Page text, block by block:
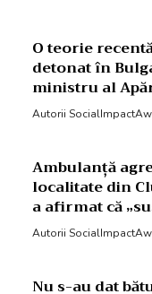
O teorie
detonat în
ministru al
Autorii
Ambulanță
localitate din
a afirmat că
Autorii
Nu s-au dat